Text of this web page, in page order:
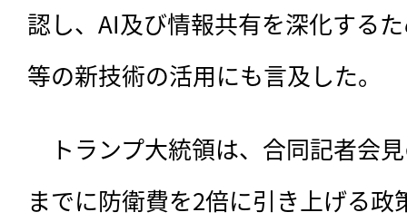
認し、AI及び情報共有を深化する
等の新技術の活用にも言及した。
トランプ大統領は、合同記者会
までに防衛費を2倍に引き上げる